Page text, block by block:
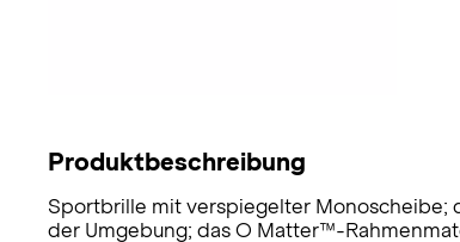
Produktbeschreibung
Sportbrille mit verspiegelter Monoscheibe;
der Umgebung; das O Matter™-